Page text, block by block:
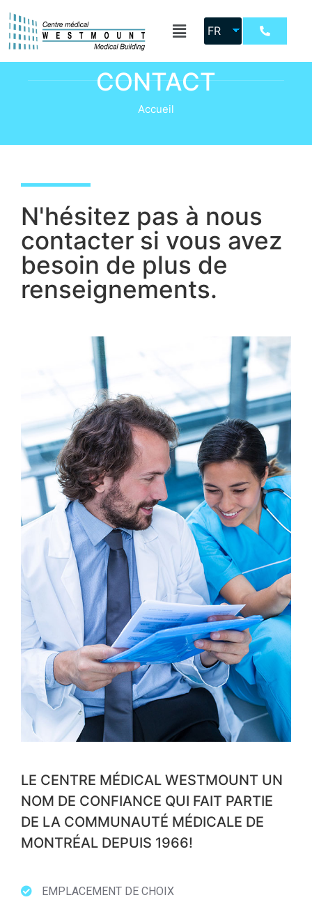
FR
CONTACT
Accueil
N'hésitez pas à nous
contacter si vous avez
besoin de plus de
renseignements.
LE CENTRE MÉDICAL WESTMOUNT UN
NOM DE CONFIANCE QUI FAIT PARTIE
DE LA COMMUNAUTÉ MÉDICALE DE
MONTRÉAL DEPUIS 1966!
EMPLACEMENT DE CHOIX